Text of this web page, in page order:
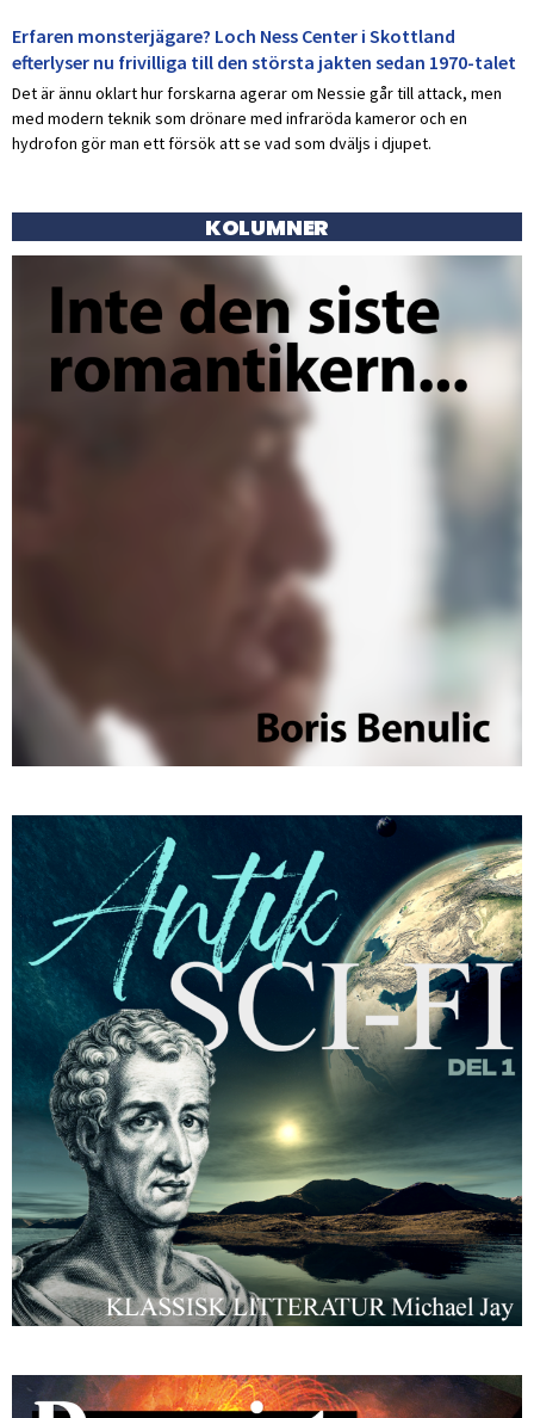
Erfaren monsterjägare? Loch Ness Center i Skottland
efterlyser nu frivilliga till den största jakten sedan 1970-talet
Det är ännu oklart hur forskarna agerar om Nessie går till attack, men
med modern teknik som drönare med infraröda kameror och en
hydrofon gör man ett försök att se vad som dväljs i djupet.
KOLUMNER